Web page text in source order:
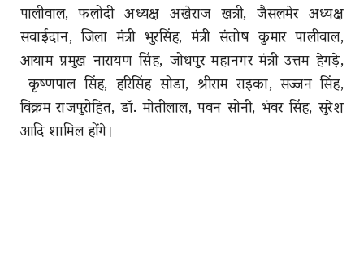
पालीवाल, फलोदी अध्यक्ष अखेराज खत्री, जैसलमेर अध्यक्ष
सवाईदान, जिला मंत्री भुरसिंह, मंत्री संतोष कुमार पालीवाल,
आयाम प्रमुख नारायण सिंह, जोधपुर महानगर मंत्री उत्तम हेगड़े,
कृष्णपाल सिंह, हरिसिंह सोडा, श्रीराम राइका, सज्जन सिंह,
विक्रम राजपुरोहित, डॉ. मोतीलाल, पवन सोनी, भंवर सिंह, सुरेश
आदि शामिल होंगे।